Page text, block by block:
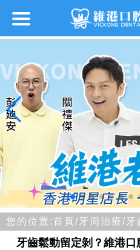
您的位置:首頁/ 牙周治療/ 牙
牙齒鬆動留定剝？維港口